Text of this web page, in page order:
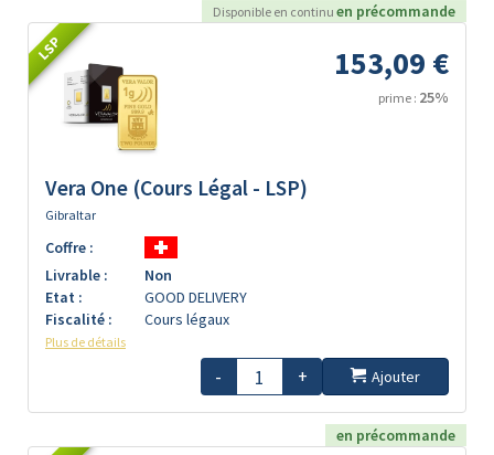
Disponible en continu en précommande
LSP 153,09 €
prime : 25%
Vera One (Cours Légal - LSP)
Gibraltar
Coffre :
Livrable :
Non
Etat :
GOOD DELIVERY
Fiscalité :
Cours légaux
Plus de détails
- + Ajouter
en précommande